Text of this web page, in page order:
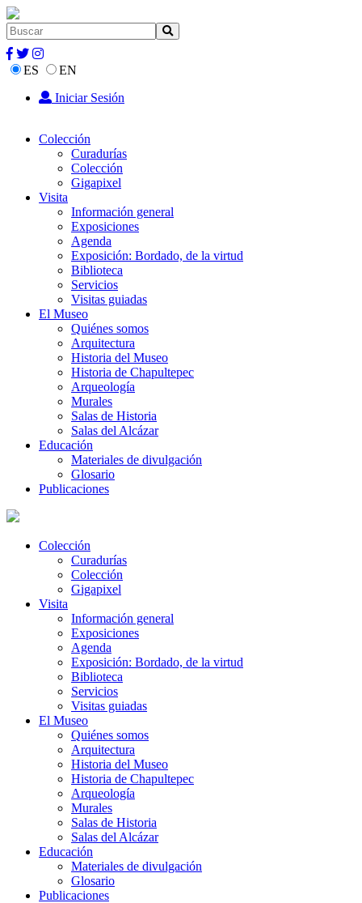
ES
EN
Iniciar Sesión
Colección
Curadurías
Colección
Gigapixel
Visita
Información general
Exposiciones
Agenda
Exposición: Bordado, de la virtud
Biblioteca
Servicios
Visitas guiadas
El Museo
Quiénes somos
Arquitectura
Historia del Museo
Historia de Chapultepec
Arqueología
Murales
Salas de Historia
Salas del Alcázar
Educación
Materiales de divulgación
Glosario
Publicaciones
Colección
Curadurías
Colección
Gigapixel
Visita
Información general
Exposiciones
Agenda
Exposición: Bordado, de la virtud
Biblioteca
Servicios
Visitas guiadas
El Museo
Quiénes somos
Arquitectura
Historia del Museo
Historia de Chapultepec
Arqueología
Murales
Salas de Historia
Salas del Alcázar
Educación
Materiales de divulgación
Glosario
Publicaciones